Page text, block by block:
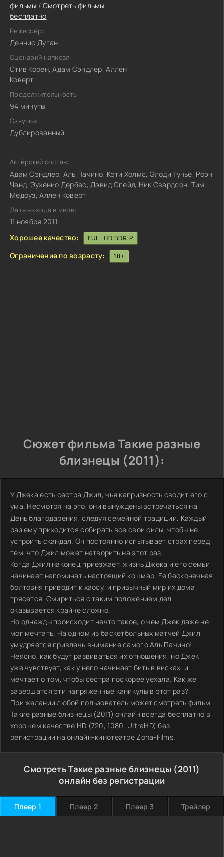
фильмы / Смотреть фильмы
бесплатно
Режиссёр:
Деннис Дуган
Сценарий написал:
Стив Корен, Адам Сэндлер, Аллен
Коверт
Продолжительность:
94 минуты
Озвучка:
Дублированный
Актёрский состав:
Адам Сэндлер, Аль Пачино, Кэти Холмс, Элоди Тунье, Роэн
Чанд, Эухенио Дербес, Дэвид Спейд, Ник Свардсон, Тим
Медоуз, Аллен Коверт
Дата выхода в мире:
11 ноября 2011
Хорошее качество:
FULL HD BDRIP
Ограничение по возрасту: 18+
Сюжет фильма Такие разные
близнецы (2011):
У Джека есть сестра Джил, чья капризность сводит его с
ума. Несмотря на это, они вынуждены встречаться на
День благодарения, следуя семейной традиции. Каждый
раз ему приходится собирать все свои силы, чтобы не
устроить скандал. Он постоянно испытывает страх перед
тем, что Джил может натворить на этот раз.
Когда Джил наконец приезжает, жизнь Джека и его семьи
начинает напоминать настоящий кошмар. Ее бесконечная
болтовня приводит к хаосу, и привычный мир их дома
трясется. Смириться с таким положением дел
оказывается крайне сложно.
Но однажды происходит нечто такое, о чем Джек даже не
мог мечтать. На одном из баскетбольных матчей Джил
умудряется привлечь внимание самого Аль Пачино!
Неясно, как будут развиваться их отношения, но Джек
уже чувствует, как у него начинает бить в висках, и
мечтает о том, чтобы сестра поскорее уехала. Как же
завершатся эти напряженные каникулы в этот раз?
При желании любой пользователь может смотреть фильм
Такие разные близнецы (2011) онлайн всегда бесплатно в
хорошем качестве HD (720, 1080, UltraHD) без
регистрации на онлайн-кинотеатре Zona-Films.
Смотреть Такие разные близнецы (2011)
онлайн без регистрации
Плеер 1 Плеер 2 Плеер 3 Трейлер